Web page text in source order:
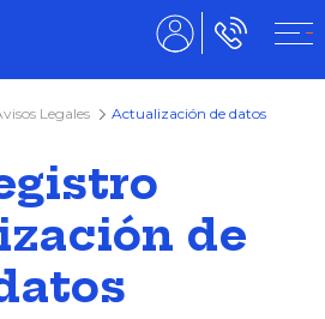
Legales Actualización de datos
de